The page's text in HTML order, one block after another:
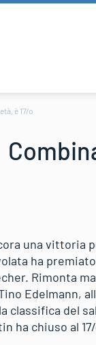
è 17/o
una vittoria
ha
Rimonta
Edelmann,
classifica del
ha chiuso al